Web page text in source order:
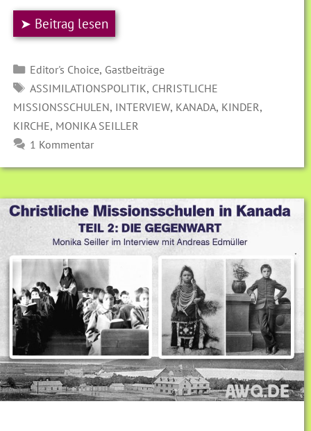
➤ Beitrag lesen
Kategorien
Editor's Choice, Gastbeiträge
SCHLAGWÖRTER
ASSIMILATIONSPOLITIK, CHRISTLICHE
MISSIONSSCHULEN, INTERVIEW, KANADA, KINDER,
KIRCHE, MONIKA SEILLER
1 Kommentar